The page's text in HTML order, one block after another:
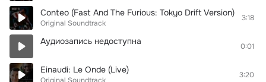
Conteo (Fast And The Furious: Tokyo Drift Version)
Original Soundtrack
3:18
Аудиозапись недоступна 0:01
Einaudi: Le Onde (Live) 3:20